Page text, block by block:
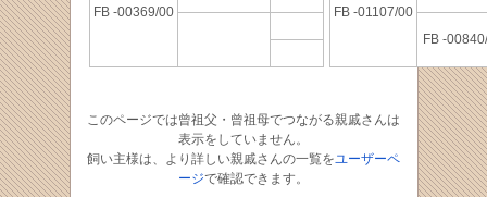
FB -00369/00 FB -01107/00
FB -
このページでは曾祖父・曾祖母でつながる親戚さんは
表示をしていません。
飼い主様は、より詳しい親戚さんの一覧をユーザーペ
ージで確認できます。